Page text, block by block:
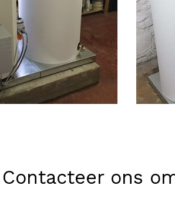
Contacteer ons